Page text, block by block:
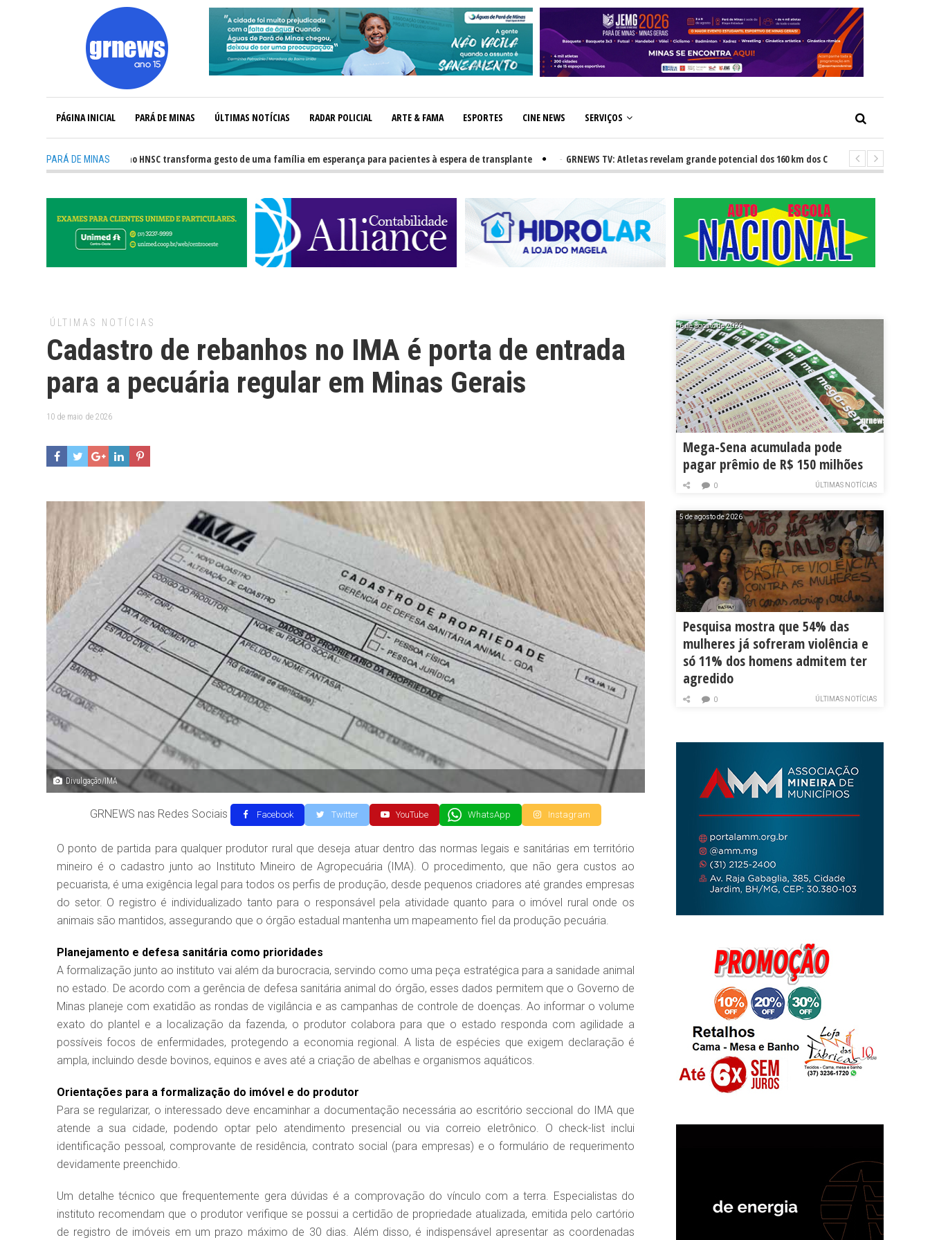
PÁGINA INICIAL PARÁ DE MINAS ÚLTIMAS NOTÍCIAS RADAR POLICIAL ARTE & FAMA ESPORTES CINE NEWS SERVIÇOS
PARÁ DE MINAS
Captação de órgãos no HNSC transforma gesto de uma família em esperança para pacientes à espera de transplante GRNEWS TV: Atletas revelam grande potencial dos 160 km dos Caminhos do Padre Libério.
ÚLTIMAS NOTÍCIAS
Cadastro de rebanhos no IMA é porta de entrada
para a pecuária regular em Minas Gerais
10 de maio de 2026
Divulgação/IMA
GRNEWS nas Redes Sociais Facebook Twitter YouTube WhatsApp Instagram
O ponto de partida para qualquer produtor rural que deseja atuar dentro das normas legais e sanitárias em território
mineiro é o cadastro junto ao Instituto Mineiro de Agropecuária (IMA). O procedimento, que não gera custos ao
pecuarista, é uma exigência legal para todos os perfis de produção, desde pequenos criadores até grandes empresas
do setor. O registro é individualizado tanto para o responsável pela atividade quanto para o imóvel rural onde os
animais são mantidos, assegurando que o órgão estadual mantenha um mapeamento fiel da produção pecuária.
Planejamento e defesa sanitária como prioridades
A formalização junto ao instituto vai além da burocracia, servindo como uma peça estratégica para a sanidade animal
no estado. De acordo com a gerência de defesa sanitária animal do órgão, esses dados permitem que o Governo de
Minas planeje com exatidão as rondas de vigilância e as campanhas de controle de doenças. Ao informar o volume
exato do plantel e a localização da fazenda, o produtor colabora para que o estado responda com agilidade a
possíveis focos de enfermidades, protegendo a economia regional. A lista de espécies que exigem declaração é
ampla, incluindo desde bovinos, equinos e aves até a criação de abelhas e organismos aquáticos.
Orientações para a formalização do imóvel e do produtor
Para se regularizar, o interessado deve encaminhar a documentação necessária ao escritório seccional do IMA que
atende a sua cidade, podendo optar pelo atendimento presencial ou via correio eletrônico. O check-list inclui
identificação pessoal, comprovante de residência, contrato social (para empresas) e o formulário de requerimento
devidamente preenchido.
Um detalhe técnico que frequentemente gera dúvidas é a comprovação do vínculo com a terra. Especialistas do
instituto recomendam que o produtor verifique se possui a certidão de propriedade atualizada, emitida pelo cartório
de registro de imóveis em um prazo máximo de 30 dias. Além disso, é indispensável apresentar as coordenadas
6 de agosto de 2026
Mega-Sena acumulada pode
pagar prêmio de R$ 150 milhões
ÚLTIMAS NOTÍCIAS
0
5 de agosto de 2026
Pesquisa mostra que 54% das
mulheres já sofreram violência e
só 11% dos homens admitem ter
agredido
ÚLTIMAS NOTÍCIAS
0